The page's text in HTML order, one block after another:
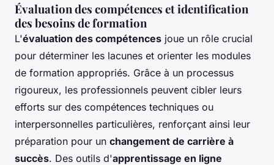
Évaluation des compétences et identification
des besoins de formation
L'évaluation des compétences joue un rôle crucial
pour déterminer les lacunes et orienter les modules
de formation appropriés. Grâce à un processus
rigoureux, les professionnels peuvent cibler leurs
efforts sur des compétences techniques ou
interpersonnelles particulières, renforçant ainsi leur
préparation pour un changement de carrière à
succès. Des outils d'apprentissage en ligne